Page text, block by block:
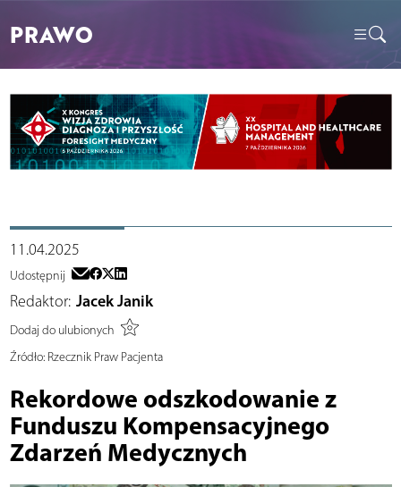
PRAWO
11.04.2025
Udostępnij
Redaktor: Jacek Janik
Dodaj do ulubionych
Źródło:Rzecznik Praw Pacjenta
Rekordowe odszkodowanie z
Funduszu Kompensacyjnego
Zdarzeń Medycznych